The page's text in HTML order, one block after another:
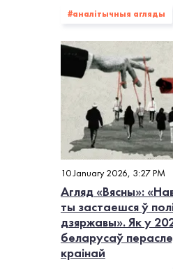
#аналітычныя агляды
10 January 2026, 3:27 PM
Агляд «Вясны»:
ты застаешся ў
дзяржавы». Як у
беларусаў
краінай